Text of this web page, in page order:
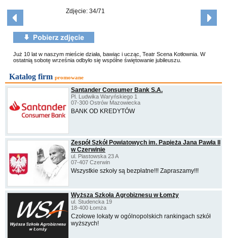
Zdjęcie: 34/71
Już 10 lat w naszym mieście działa, bawiąc i ucząc, Teatr Scena Kotłownia. W
ostatnią sobotę września odbyło się wspólne świętowanie jubileuszu.
Katalog firm promowane
Santander Consumer Bank S.A.
Pl. Ludwika Waryńskiego 1
07-300 Ostrów Mazowiecka
BANK OD KREDYTÓW
Zespół Szkół Powiatowych im. Papieża Jana Pawła II
w Czerwinie
ul. Piastowska 23 A
07-407 Czerwin
Wszystkie szkoły są bezpłatne!!! Zapraszamy!!!
Wyższa Szkoła Agrobiznesu w Łomży
ul. Studencka 19
18-400 Łomża
Czołowe lokaty w ogólnopolskich rankingach szkół
wyższych!